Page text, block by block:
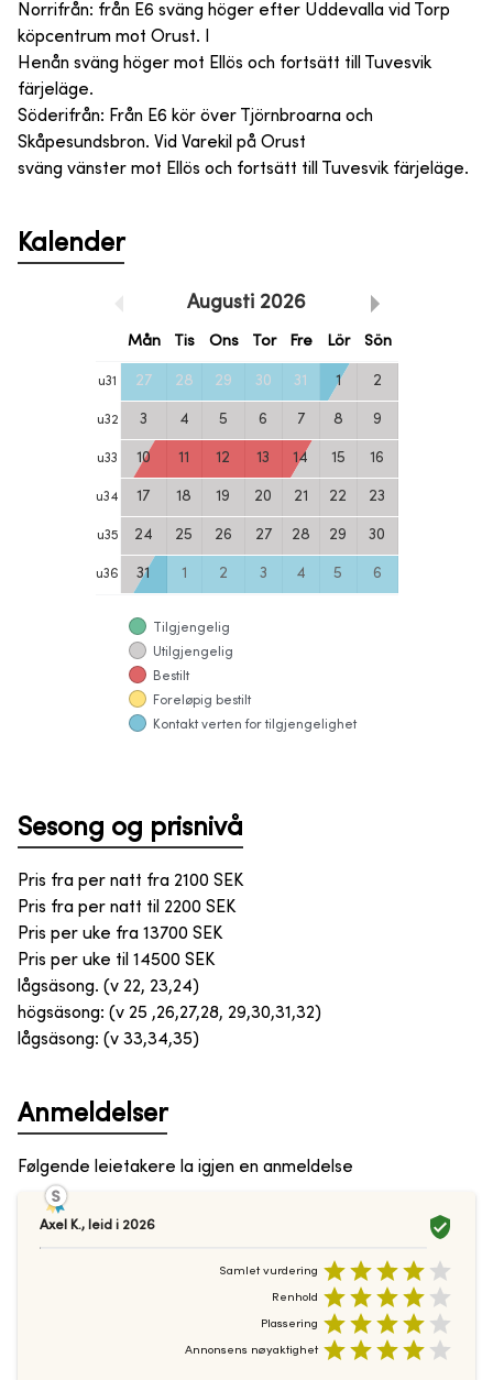
Norrifrån: från E6 sväng höger efter Uddevalla vid Torp
köpcentrum mot Orust. I
Henån sväng höger mot Ellös och fortsätt till Tuvesvik
färjeläge.
Söderifrån: Från E6 kör över Tjörnbroarna och
Skåpesundsbron. Vid Varekil på Orust
sväng vänster mot Ellös och fortsätt till Tuvesvik färjeläge.
Kalender
Augusti 2026
Mån Tis Ons Tor Fre Lör Sön
u31 27 28 29 30 31 1 2
u32 3 4 5 6 7 8 9
u33 10 11 12 13 14 15 16
u34 17 18 19 20 21 22 23
u35 24 25 26 27 28 29 30
u36 31 1 2 3 4 5 6
Tilgjengelig
Utilgjengelig
Bestilt
Foreløpig bestilt
Kontakt verten for tilgjengelighet
Sesong og prisnivå
Pris fra per natt fra 2100 SEK
Pris fra per natt til 2200 SEK
Pris per uke fra 13700 SEK
Pris per uke til 14500 SEK
lågsäsong. (v 22, 23,24)
högsäsong: (v 25 ,26,27,28, 29,30,31,32)
lågsäsong: (v 33,34,35)
Anmeldelser
Følgende leietakere la igjen en anmeldelse
Axel K., leid i 2026
Samlet vurdering
Renhold
Plassering
Annonsens nøyaktighet